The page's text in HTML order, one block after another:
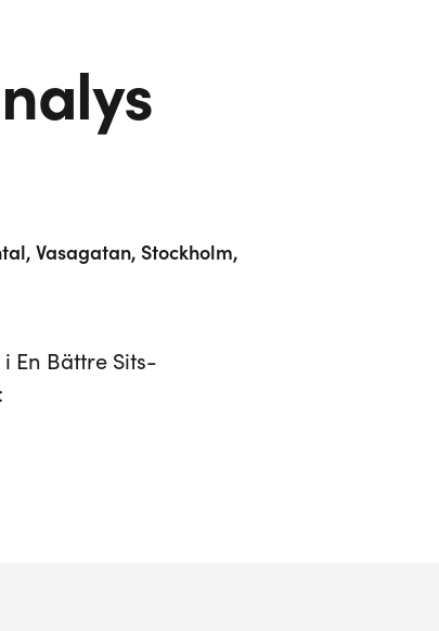
Vasagatan, Stockholm,
En Bättre Sits-